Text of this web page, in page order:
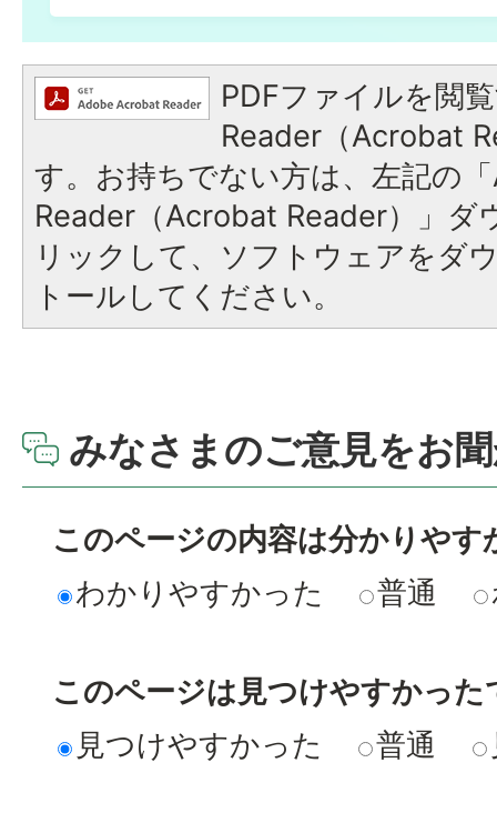
PDFファイルを閲
Reader（Acrobat
す。お持ちでない方は、左記の
Reader（Acrobat Reader）」ダ
リックして、ソフトウェアをダ
トールしてください。
みなさまのご意見をお
このページの内容は分かりやす
わかりやすかった
普通
このページは見つけやすかった
見つけやすかった
普通